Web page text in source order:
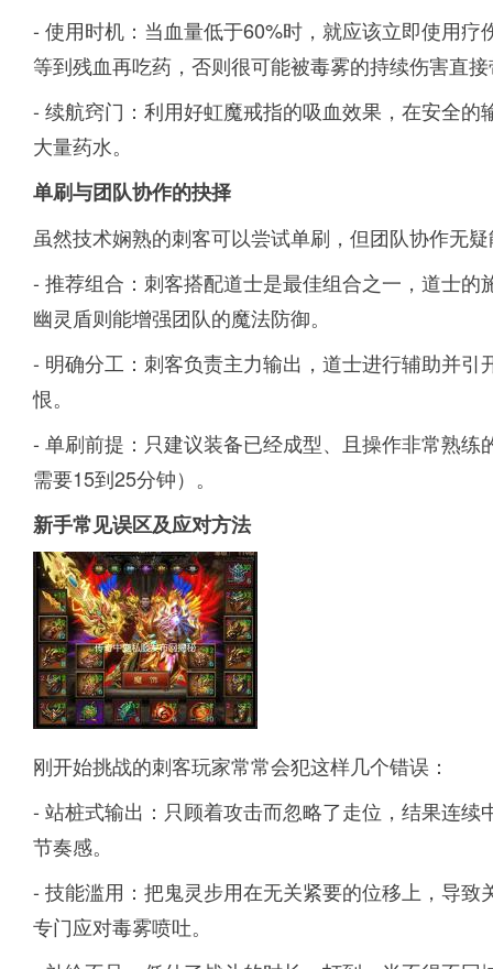
- 使用时机：当血量低于60%时，就应该立即使用
等到残血再吃药，否则很可能被毒雾的持续伤害直
- 续航窍门：利用好虹魔戒指的吸血效果，在安全
大量药水。
单刷与团队协作的抉择
虽然技术娴熟的刺客可以尝试单刷，但团队协作无
- 推荐组合：刺客搭配道士是最佳组合之一，道士
幽灵盾则能增强团队的魔法防御。
- 明确分工：刺客负责主力输出，道士进行辅助并
恨。
- 单刷前提：只建议装备已经成型、且操作非常熟
需要15到25分钟）。
新手常见误区及应对方法
刚开始挑战的刺客玩家常常会犯这样几个错误：
- 站桩式输出：只顾着攻击而忽略了走位，结果连续
节奏感。
- 技能滥用：把鬼灵步用在无关紧要的位移上，导
专门应对毒雾喷吐。